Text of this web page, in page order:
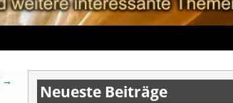
→
Neueste Beiträge